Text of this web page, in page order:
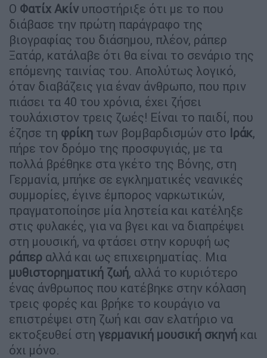
Ο Φατίχ Ακίν υποστήριξε ότι με το που
διάβασε την πρώτη παράγραφο της
βιογραφίας του διάσημου, πλέον, ράπερ
Ξατάρ, κατάλαβε ότι θα είναι το σενάριο της
επόμενης ταινίας του. Απολύτως λογικό,
όταν διαβάζεις για έναν άνθρωπο, που πριν
πιάσει τα 40 του χρόνια, έχει ζήσει
τουλάχιστον τρεις ζωές! Είναι το παιδί, που
έζησε τη φρίκη των βομβαρδισμών στο Ιράκ,
πήρε τον δρόμο της προσφυγιάς, με τα
πολλά βρέθηκε στα γκέτο της Βόνης, στη
Γερμανία, μπήκε σε εγκληματικές νεανικές
συμμορίες, έγινε έμπορος ναρκωτικών,
πραγματοποίησε μία ληστεία και κατέληξε
στις φυλακές, για να βγει και να διαπρέψει
στη μουσική, να φτάσει στην κορυφή ως
ράπερ αλλά και ως επιχειρηματίας. Μια
μυθιστορηματική ζωή, αλλά το κυριότερο
ένας άνθρωπος που κατέβηκε στην κόλαση
τρεις φορές και βρήκε το κουράγιο να
επιστρέψει στη ζωή και σαν ελατήριο να
εκτοξευθεί στη γερμανική μουσική σκηνή και
όχι μόνο.